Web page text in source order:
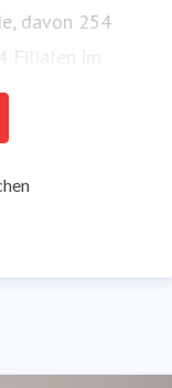
davon 254
Filialen im
sie für mehr als
Millionen Euro